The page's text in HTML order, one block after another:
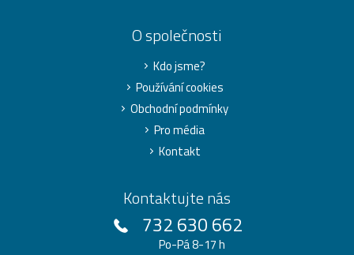
O společnosti
Kdo jsme?
Používání cookies
Obchodní podmínky
Pro média
Kontakt
Kontaktujte nás
732 630 662
Po-Pá 8-17 h